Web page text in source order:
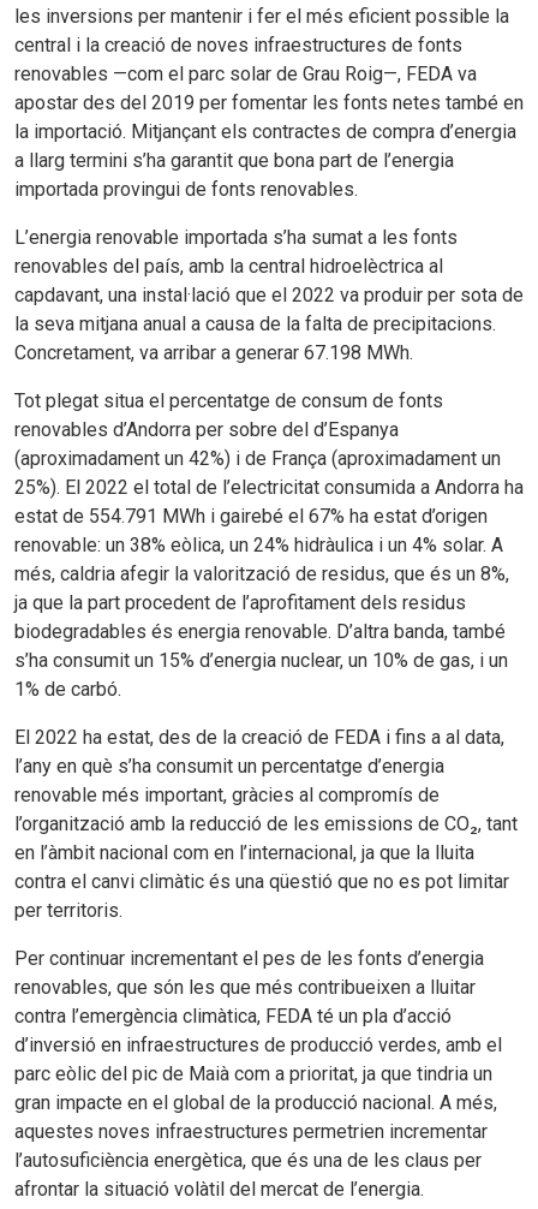
les inversions per mantenir i fer el més eficient possible la
central i la creació de noves infraestructures de fonts
renovables —com el parc solar de Grau Roig—, FEDA va
apostar des del 2019 per fomentar les fonts netes també en
la importació. Mitjançant els contractes de compra d’energia
a llarg termini s’ha garantit que bona part de l’energia
importada provingui de fonts renovables.
L’energia renovable importada s’ha sumat a les fonts
renovables del país, amb la central hidroelèctrica al
capdavant, una instal·lació que el 2022 va produir per sota de
la seva mitjana anual a causa de la falta de precipitacions.
Concretament, va arribar a generar 67.198 MWh.
Tot plegat situa el percentatge de consum de fonts
renovables d’Andorra per sobre del d’Espanya
(aproximadament un 42%) i de França (aproximadament un
25%). El 2022 el total de l’electricitat consumida a Andorra ha
estat de 554.791 MWh i gairebé el 67% ha estat d’origen
renovable: un 38% eòlica, un 24% hidràulica i un 4% solar. A
més, caldria afegir la valorització de residus, que és un 8%,
ja que la part procedent de l’aprofitament dels residus
biodegradables és energia renovable. D’altra banda, també
s’ha consumit un 15% d’energia nuclear, un 10% de gas, i un
1% de carbó.
El 2022 ha estat, des de la creació de FEDA i fins a al data,
l’any en què s’ha consumit un percentatge d’energia
renovable més important, gràcies al compromís de
l’organització amb la reducció de les emissions de CO₂, tant
en l’àmbit nacional com en l’internacional, ja que la lluita
contra el canvi climàtic és una qüestió que no es pot limitar
per territoris.
Per continuar incrementant el pes de les fonts d’energia
renovables, que són les que més contribueixen a lluitar
contra l’emergència climàtica, FEDA té un pla d’acció
d’inversió en infraestructures de producció verdes, amb el
parc eòlic del pic de Maià com a prioritat, ja que tindria un
gran impacte en el global de la producció nacional. A més,
aquestes noves infraestructures permetrien incrementar
l’autosuficiència energètica, que és una de les claus per
afrontar la situació volàtil del mercat de l’energia.